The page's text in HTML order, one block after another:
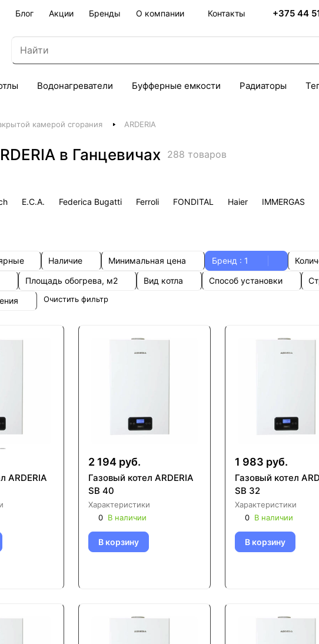
Блог Акции Бренды О компании Контакты +375 44
Водонагреватели Буфферные емкости Радиаторы
камерой сгорания ARDERIA
в Ганцевичах 288 товаров
E.C.A. Federica Bugatti Ferroli FONDITAL Haier IMMERGAS
Наличие Минимальная цена Бренд : 1
Площадь обогрева, м2 Вид котла Способ установки
Очистить фильтр
ARDERIA
2 194 руб.
Газовый котел ARDERIA
SB 40
Характеристики
0 В наличии
В корзину
1 983 руб.
Газовый котел
SB 32
Характеристики
0 В наличии
В корзину